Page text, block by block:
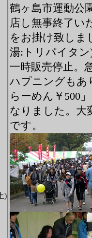
)
鶴ヶ島市運動公
店し無事終了い
をお掛け致しま
湯:トリパイタ
一時販売停止。
ハプニングもあ
らーめん￥500
なりました。大
です。